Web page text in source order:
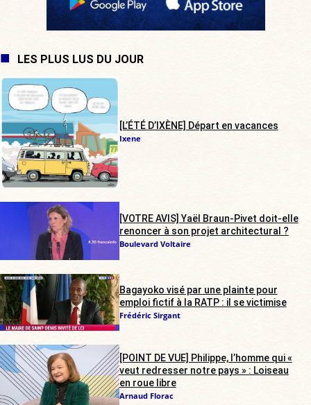
LES PLUS LUS DU JOUR
[L’ÉTÉ D’IXÈNE] Départ en vacances
Ixene
[VOTRE AVIS] Yaël Braun-Pivet doit-elle
renoncer à son projet architectural ?
Boulevard Voltaire
Bagayoko visé par une plainte pour
emploi fictif à la RATP : il se victimise
Frédéric Sirgant
[POINT DE VUE] Philippe, l’homme qui «
veut redresser notre pays » : Loiseau
en roue libre
Arnaud Florac